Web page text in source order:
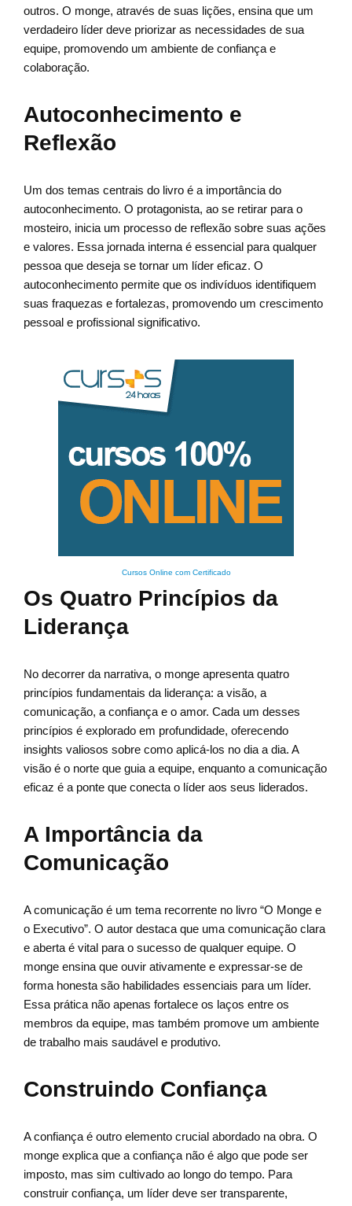
outros. O monge, através de suas lições, ensina que um
verdadeiro líder deve priorizar as necessidades de sua
equipe, promovendo um ambiente de confiança e
colaboração.
Autoconhecimento e
Reflexão
Um dos temas centrais do livro é a importância do
autoconhecimento. O protagonista, ao se retirar para o
mosteiro, inicia um processo de reflexão sobre suas ações
e valores. Essa jornada interna é essencial para qualquer
pessoa que deseja se tornar um líder eficaz. O
autoconhecimento permite que os indivíduos identifiquem
suas fraquezas e fortalezas, promovendo um crescimento
pessoal e profissional significativo.
Cursos Online com Certificado
Os Quatro Princípios da
Liderança
No decorrer da narrativa, o monge apresenta quatro
princípios fundamentais da liderança: a visão, a
comunicação, a confiança e o amor. Cada um desses
princípios é explorado em profundidade, oferecendo
insights valiosos sobre como aplicá-los no dia a dia. A
visão é o norte que guia a equipe, enquanto a comunicação
eficaz é a ponte que conecta o líder aos seus liderados.
A Importância da
Comunicação
A comunicação é um tema recorrente no livro “O Monge e
o Executivo”. O autor destaca que uma comunicação clara
e aberta é vital para o sucesso de qualquer equipe. O
monge ensina que ouvir ativamente e expressar-se de
forma honesta são habilidades essenciais para um líder.
Essa prática não apenas fortalece os laços entre os
membros da equipe, mas também promove um ambiente
de trabalho mais saudável e produtivo.
Construindo Confiança
A confiança é outro elemento crucial abordado na obra. O
monge explica que a confiança não é algo que pode ser
imposto, mas sim cultivado ao longo do tempo. Para
construir confiança, um líder deve ser transparente,